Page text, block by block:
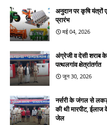
अनुदान पर कृषि
प्रारंभ
मई 04, 2026
अंग्रेजी व देसी शराब
पत्थलगांव क्षेत्रांतर्गत
जून 30, 2026
नर्सरी के जंगल से
की थी मारपीट, ईलाज
जेल